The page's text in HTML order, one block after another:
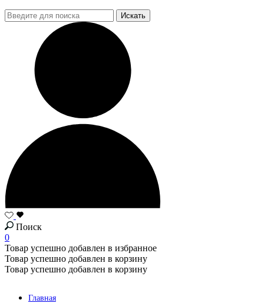
Поиск
0
Товар успешно добавлен в избранное
Товар успешно добавлен в корзину
Товар успешно добавлен в корзину
Главная